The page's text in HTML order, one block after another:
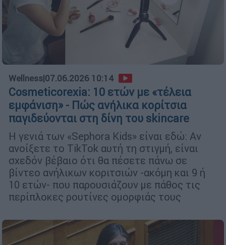
Wellness|07.06.2026 10:14
Cosmeticorexia: 10 ετών με «τέλεια
εμφάνιση» - Πώς ανήλικα κορίτσια
παγιδεύονται στη δίνη του skincare
Η γενιά των «Sephora Kids» είναι εδώ: Αν
ανοίξετε το TikTok αυτή τη στιγμή, είναι
σχεδόν βέβαιο ότι θα πέσετε πάνω σε
βίντεο ανήλικων κοριτσιών -ακόμη και 9 ή
10 ετών- που παρουσιάζουν με πάθος τις
περίπλοκες ρουτίνες ομορφιάς τους